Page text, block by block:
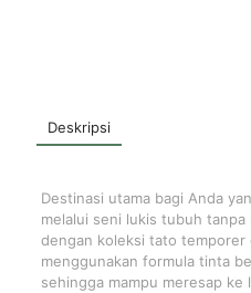
Deskripsi
Destinasi utama bagi Anda
melalui seni lukis tubuh tanpa
dengan koleksi tato temporer
menggunakan formula tinta
sehingga mampu meresap